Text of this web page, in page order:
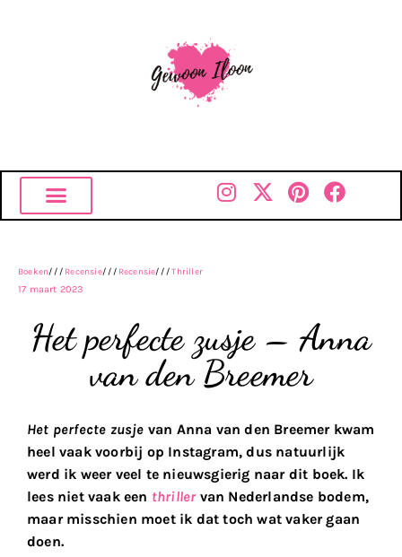
Boeken/// Recensie/// Recensie///Thriller
17 maart 2023
Het perfecte zusje – Anna
van den Breemer
Het perfecte zusje van Anna van den Breemer kwam
heel vaak voorbij op Instagram, dus natuurlijk
werd ik weer veel te nieuwsgierig naar dit boek. Ik
lees niet vaak een thrillervan Nederlandse bodem,
maar misschien moet ik dat toch wat vaker gaan
doen.